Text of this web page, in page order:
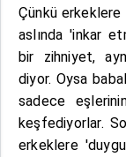
Çünkü
aslında 'inkar
bir zihniyet,
diyor. Oysa
sadece
keşfediyorlar.
erkeklere